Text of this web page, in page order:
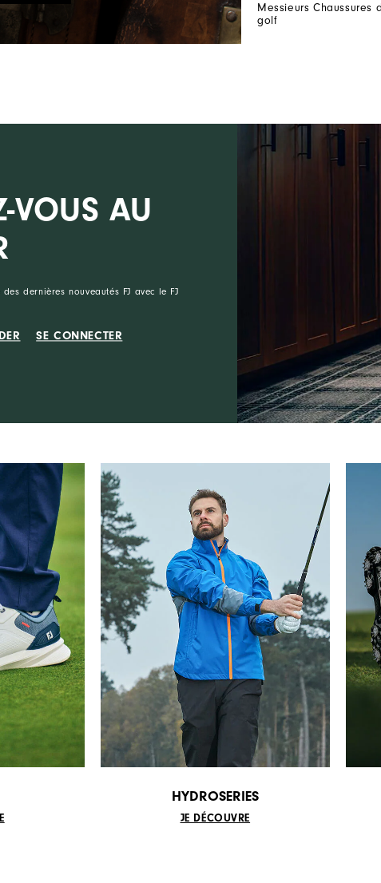
Messieurs Chaussures
golf
VOUS AU
dernières nouveautés FJ avec le FJ
SE CONNECTER
HYDROSERIES
JE DÉCOUVRE